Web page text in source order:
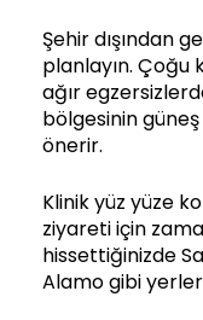
Şehir dışından
planlayın. Çoğu
ağır
bölgesinin
önerir.
Klinik yüz yüze
ziyareti için
hissettiğinizde
Alamo gibi